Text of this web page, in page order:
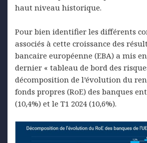
haut niveau historique.
Pour bien identifier les différents
associés à cette croissance des
bancaire européenne (EBA) a mis
dernier « tableau de bord des
décomposition de l’évolution du
fonds propres (RoE) des banques
(10,4%) et le T1 2024 (10,6%).